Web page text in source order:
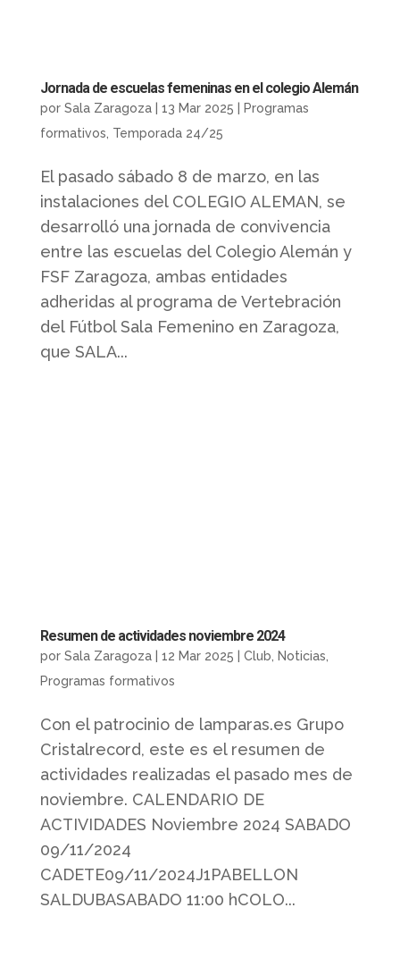
Jornada de escuelas femeninas en el colegio Alemán
por Sala Zaragoza| 13 Mar 2025
Programas
formativos Temporada 24/25
El pasado sábado 8 de marzo, en las
instalaciones del COLEGIO ALEMAN, se
desarrolló una jornada de convivencia
entre las escuelas del Colegio Alemán y
FSF Zaragoza, ambas entidades
adheridas al programa de Vertebración
del Fútbol Sala Femenino en Zaragoza,
que SALA...
Resumen de actividades noviembre 2024
por Sala Zaragoza| 12 Mar 2025 Club Noticias
Programas formativos
Con el patrocinio de lamparas.es Grupo
Cristalrecord, este es el resumen de
actividades realizadas el pasado mes de
noviembre. CALENDARIO DE
ACTIVIDADES Noviembre 2024 SABADO
09/11/2024
CADETE09/11/2024J1PABELLON
SALDUBASABADO 11:00 hCOLO...